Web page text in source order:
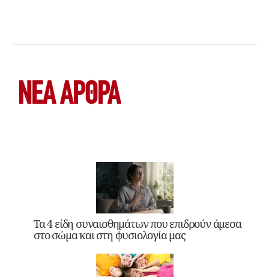
ΝΕΑ ΆΡΘΡΑ
Τα 4 είδη συναισθημάτων που επιδρούν άμεσα
στο σώμα και στη φυσιολογία μας